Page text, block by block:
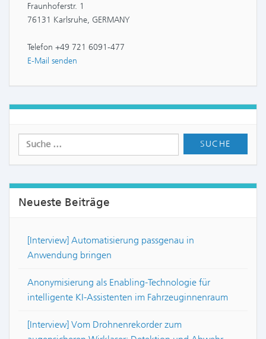
Fraunhoferstr. 1
76131 Karlsruhe, GERMANY
Telefon +49 721 6091-477
E-Mail senden
Neueste Beiträge
[Interview] Automatisierung passgenau in
Anwendung bringen
Anonymisierung als Enabling-Technologie für
intelligente KI-Assistenten im Fahrzeuginnenraum
[Interview] Vom Drohnenrekorder zum